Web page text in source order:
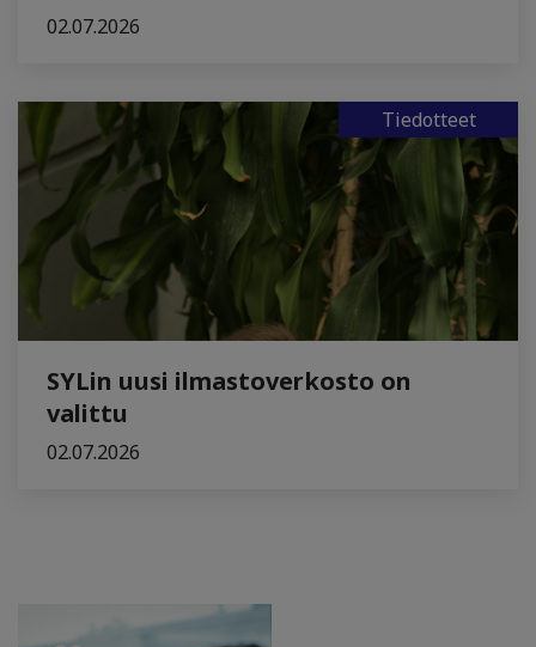
02.07.2026
Tiedotteet
SYLin uusi ilmastoverkosto on
valittu
02.07.2026